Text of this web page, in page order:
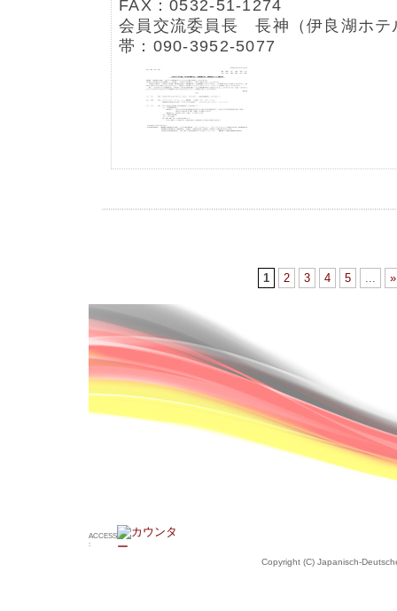
FAX：0532-51-1274
会員交流委員長 長神（伊良湖ホ
帯：090-3952-5077
1 2 3 4 5 ... »
ACCESS
:
Copyright (C) Japanisch-